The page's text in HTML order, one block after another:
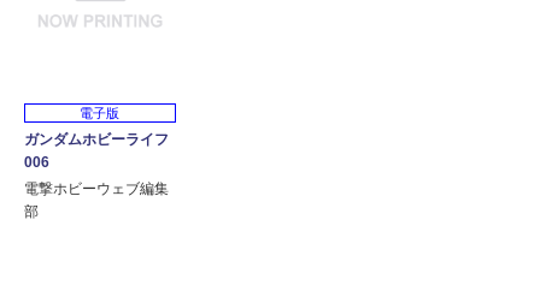
電子版
ガンダムホビーライフ
006
電撃ホビーウェブ編集
部